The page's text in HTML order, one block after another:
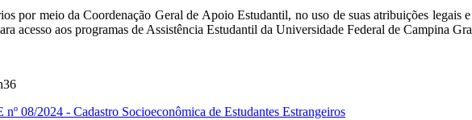
por meio da Coordenação Geral de Apoio Estudantil, no uso de suas atribuições
acesso aos programas de Assistência Estudantil da Universidade Federal de Campina
08/2024 - Cadastro Socioeconômica de Estudantes Estrangeiros